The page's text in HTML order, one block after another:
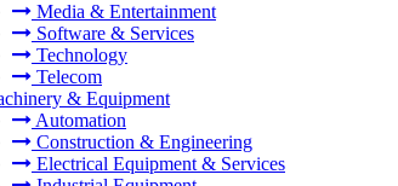
Media & Entertainment
Software & Services
Technology
Telecom
& Equipment
Automation
Construction & Engineering
Electrical Equipment & Services